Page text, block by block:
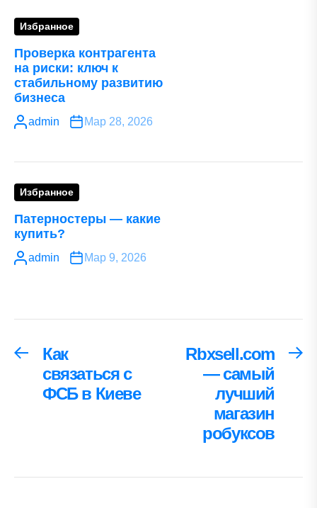
Избранное
Проверка контрагента
на риски: ключ к
стабильному развитию
бизнеса
admin Мар 28, 2026
Избранное
Патерностеры — какие
купить?
admin Мар 9, 2026
Навигация
записям
Предыдущая
запись:
Как
связаться с
ФСБ в Киеве
Rbxsell.com
— самый
лучший
магазин
робуксов